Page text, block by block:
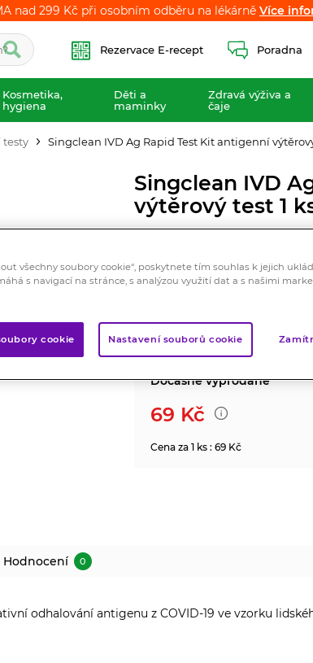
nad 299 Kč při osobním odběru na lékárně Více
nad 299 Kč při osobním odběru na lékárně Více
Rezervace E-recept Poradna
Kosmetika,
hygiena
Děti a
maminky
Zdravá výživa a
čaje
Singclean IVD Ag Rapid Test Kit antigenní
Singclean IVD
výtěrový test 1
Zdravotnický prostředek
Imunochromatografický
antigenu z COVID-19 ve
Hodnocení
Dočasně vyprodané
69 Kč
Cena za 1 ks : 69 Kč
Hodnocení 0
odhalování antigenu z COVID-19 ve vzorku
všechny soubory cookie“, poskytnete tím souhlas k jejich
s navigací na stránce, s analýzou využití dat a s našimi
cookie Nastavení souborů cookie